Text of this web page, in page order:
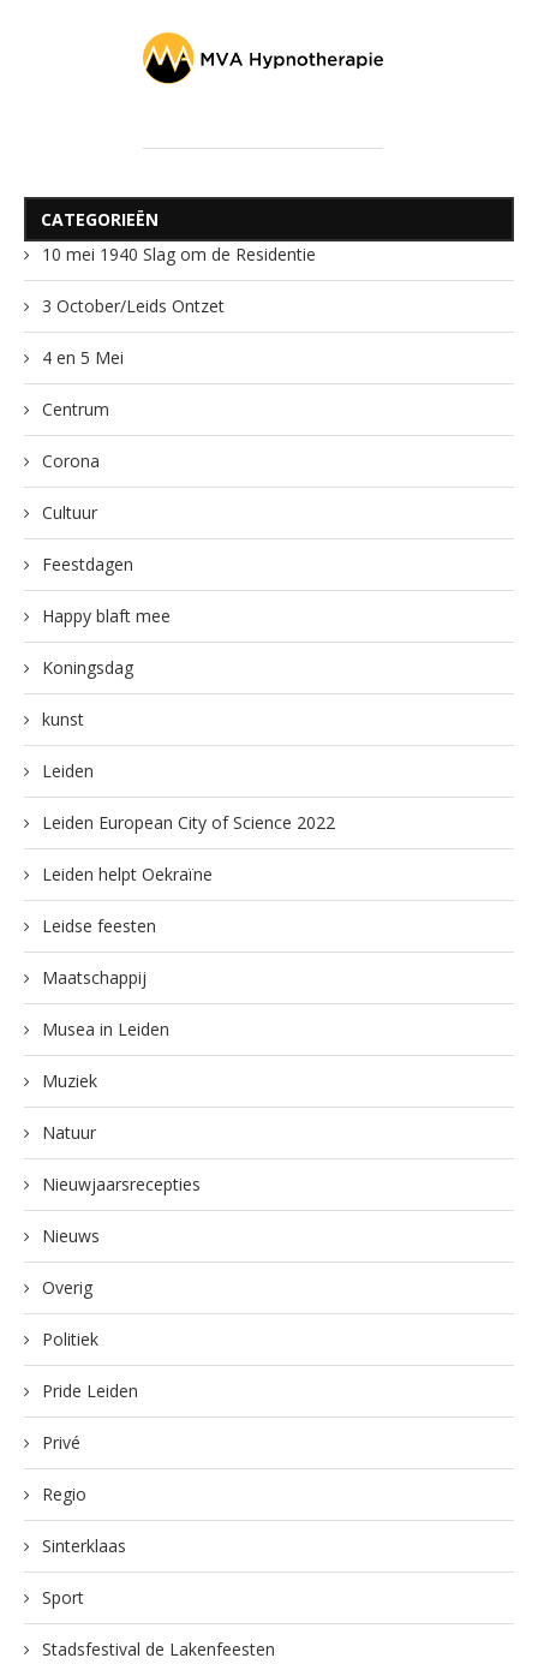
CATEGORIEËN
10 mei 1940 Slag om de Residentie
3 October/Leids Ontzet
4 en 5 Mei
Centrum
Corona
Cultuur
Feestdagen
Happy blaft mee
Koningsdag
kunst
Leiden
Leiden European City of Science 2022
Leiden helpt Oekraïne
Leidse feesten
Maatschappij
Musea in Leiden
Muziek
Natuur
Nieuwjaarsrecepties
Nieuws
Overig
Politiek
Pride Leiden
Privé
Regio
Sinterklaas
Sport
Stadsfestival de Lakenfeesten